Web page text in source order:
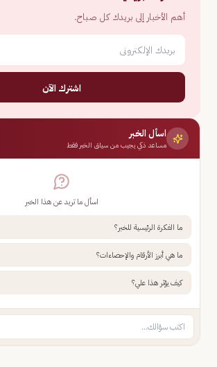
أهم الأخبار إلى بريدك كل صباح.
اشترك الآن
اسأل الخبر
مساعد ذكي يجيب من سياق الخبر فقط
اسأل ما تريد عن هذا الخبر
ما الفكرة الرئيسية للخبر؟
ما هي أبرز الأرقام والإحصاءات؟
كيف يؤثر هذا علي؟